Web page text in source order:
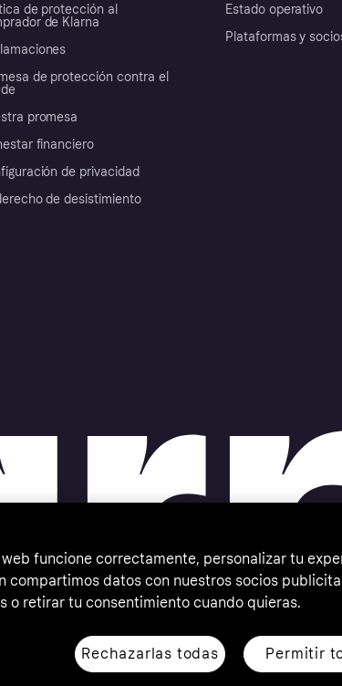
de protección al
de Klarna
de protección contra el
promesa
financiero
de privacidad
de desistimiento
Estado operativo
Plataformas y
funcione correctamente, personalizar tu
compartimos datos con nuestros socios
o retirar tu consentimiento cuando quieras.
Rechazarlas todas Permitir